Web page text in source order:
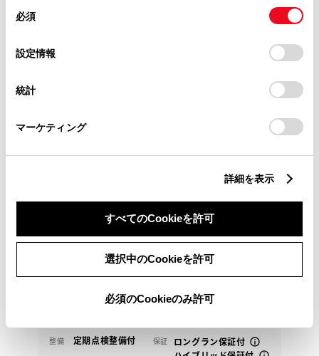
デバイスにすべてのCookie(クッキー)が保存されることに同
意したことになります。Cookie(クッキー)のオプトアウト、
設定の変更、同意を撤回したりするにあたっては、当社の
「Cookie（クッキー）情報の取り扱いについて
」をご覧くだ
必須
設定情報
統計
マーケティング
詳細を表示
すべてのCookieを許可
選択中のCookieを許可
必須のCookieのみ許可
トヨタ
ます
※ 価格は展示店にて8月登録の場合 ※ 消費税10％込み
均等支払い 残価設定プラン
頭金・ボーナス払い0円 月々54,000円
2024年(R6年) 走行 41,000km
整備 定期点検整備付 保証
ロングラン保証付